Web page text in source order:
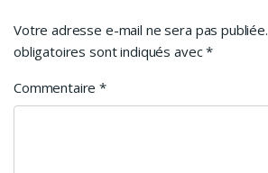
Votre adresse e-mail ne sera pas publiée.
obligatoires sont indiqués avec*
Commentaire*